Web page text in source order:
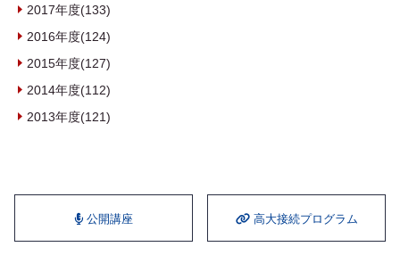
2017年度(133)
2016年度(124)
2015年度(127)
2014年度(112)
2013年度(121)
公開講座 ⾼⼤接続プログラム